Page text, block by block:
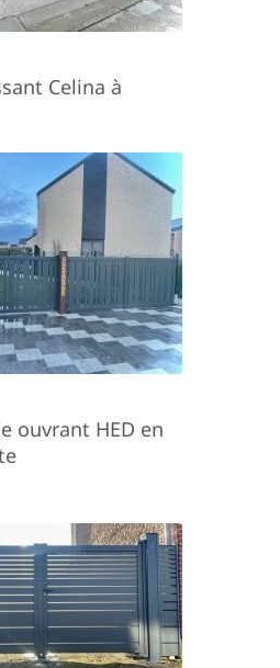
Celina à
ouvrant HED en